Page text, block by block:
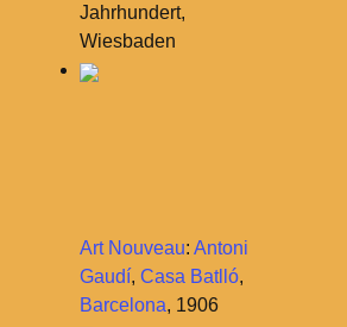
Jahrhundert,
Wiesbaden
Art Nouveau: Antoni
Gaudí, Casa Batlló,
Barcelona, 1906